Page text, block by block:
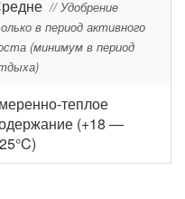
// Удобрение
в период активного
(минимум в период
теплое
(+18 —